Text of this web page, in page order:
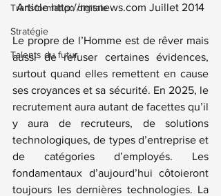
Transformation digitale
Stratégie
Talents du futur
Article http://rmsnews.com Juillet 2014
Le propre de l’Homme est de rêver mais
aussi de refuser certaines évidences,
surtout quand elles remettent en cause
ses croyances et sa sécurité. En 2025, le
recrutement aura autant de facettes qu’il
y aura de recruteurs, de solutions
technologiques, de types d’entreprise et
de catégories d’employés. Les
fondamentaux d’aujourd’hui côtoieront
toujours les dernières technologies. La